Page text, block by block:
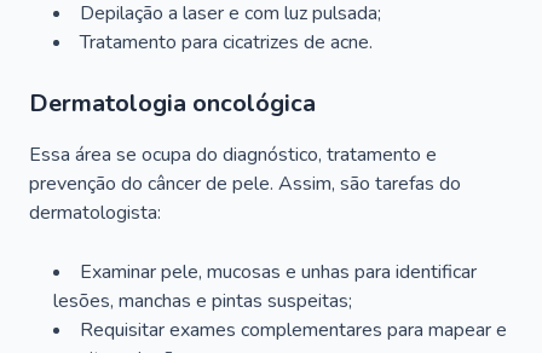
Depilação a laser e com luz pulsada;
Tratamento para cicatrizes de acne.
Dermatologia oncológica
Essa área se ocupa do diagnóstico, tratamento e
prevenção do câncer de pele. Assim, são tarefas do
dermatologista:
Examinar pele, mucosas e unhas para identificar
lesões, manchas e pintas suspeitas;
Requisitar exames complementares para mapear e